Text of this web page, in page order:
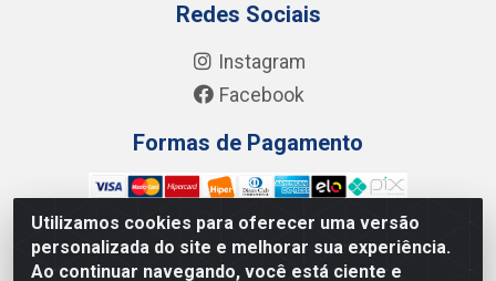
Utilizamos cookies para oferecer uma versão
personalizada do site e melhorar sua experiência.
Ao continuar navegando, você está ciente e
Redes Sociais
Instagram
Facebook
Formas de Pagamento
Junco Industria e Comercio Ltda - R. Lineu Anterino